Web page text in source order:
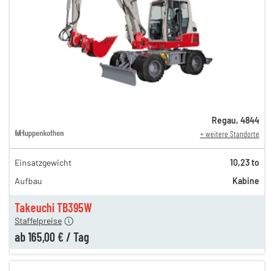
Takeuchi TB395W
350,00 €
236,00 €
Staffelpreise
ab 165,00 € / Tag
Regau, 4844
+ weitere Standorte
Einsatzgewicht
10,23 to
Aufbau
Kabine